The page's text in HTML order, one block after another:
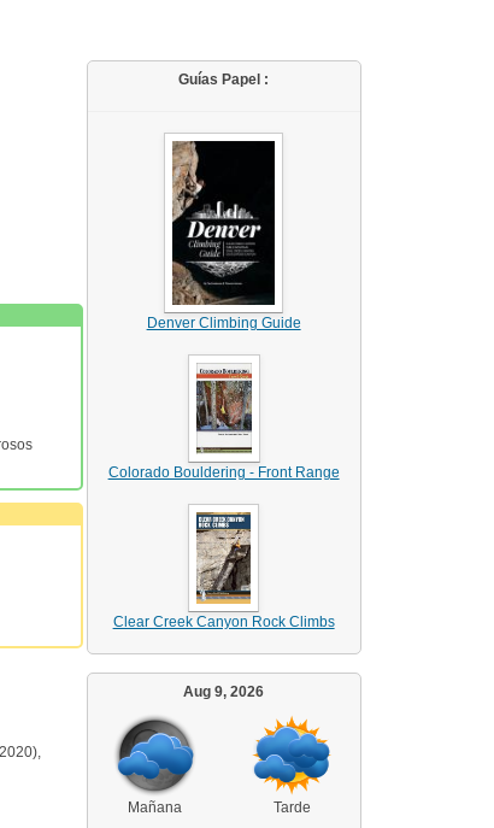
Guías Papel :
Denver Climbing Guide
Colorado Bouldering - Front Range
Clear Creek Canyon Rock Climbs
Aug 9, 2026
Mañana Tarde